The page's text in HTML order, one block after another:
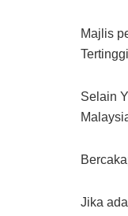
Majlis
Selain
Jika